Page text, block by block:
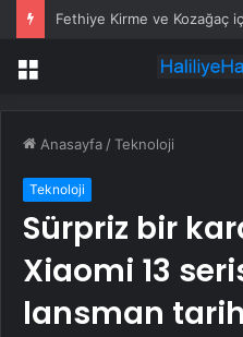
Fethiye Kirme ve Kozağaç
Menü
Anasayfa /Teknoloji
Teknoloji
Sürpriz bir
Xiaomi 13
lansman